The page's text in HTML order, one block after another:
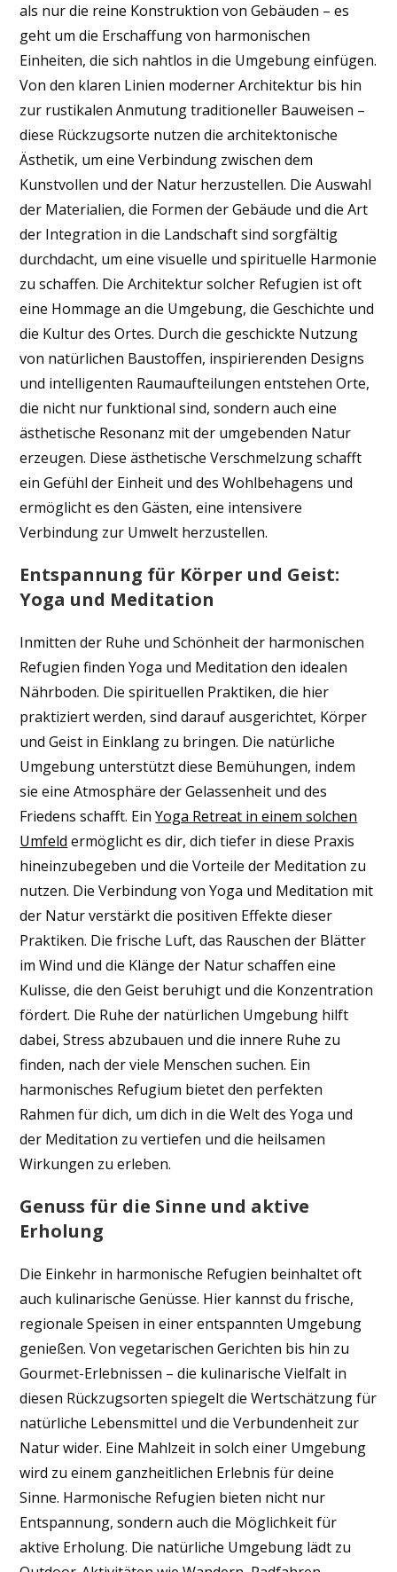
als nur die reine Konstruktion von Gebäuden – es
geht um die Erschaffung von harmonischen
Einheiten, die sich nahtlos in die Umgebung einfügen.
Von den klaren Linien moderner Architektur bis hin
zur rustikalen Anmutung traditioneller Bauweisen –
diese Rückzugsorte nutzen die architektonische
Ästhetik, um eine Verbindung zwischen dem
Kunstvollen und der Natur herzustellen. Die Auswahl
der Materialien, die Formen der Gebäude und die Art
der Integration in die Landschaft sind sorgfältig
durchdacht, um eine visuelle und spirituelle Harmonie
zu schaffen. Die Architektur solcher Refugien ist oft
eine Hommage an die Umgebung, die Geschichte und
die Kultur des Ortes. Durch die geschickte Nutzung
von natürlichen Baustoffen, inspirierenden Designs
und intelligenten Raumaufteilungen entstehen Orte,
die nicht nur funktional sind, sondern auch eine
ästhetische Resonanz mit der umgebenden Natur
erzeugen. Diese ästhetische Verschmelzung schafft
ein Gefühl der Einheit und des Wohlbehagens und
ermöglicht es den Gästen, eine intensivere
Verbindung zur Umwelt herzustellen.
Entspannung für Körper und Geist:
Yoga und Meditation
Inmitten der Ruhe und Schönheit der harmonischen
Refugien finden Yoga und Meditation den idealen
Nährboden. Die spirituellen Praktiken, die hier
praktiziert werden, sind darauf ausgerichtet, Körper
und Geist in Einklang zu bringen. Die natürliche
Umgebung unterstützt diese Bemühungen, indem
sie eine Atmosphäre der Gelassenheit und des
Friedens schafft. EinYoga Retreat in einem solchen
Umfeld ermöglicht es dir, dich tiefer in diese Praxis
hineinzubegeben und die Vorteile der Meditation zu
nutzen. Die Verbindung von Yoga und Meditation mit
der Natur verstärkt die positiven Effekte dieser
Praktiken. Die frische Luft, das Rauschen der Blätter
im Wind und die Klänge der Natur schaffen eine
Kulisse, die den Geist beruhigt und die Konzentration
fördert. Die Ruhe der natürlichen Umgebung hilft
dabei, Stress abzubauen und die innere Ruhe zu
finden, nach der viele Menschen suchen. Ein
harmonisches Refugium bietet den perfekten
Rahmen für dich, um dich in die Welt des Yoga und
der Meditation zu vertiefen und die heilsamen
Wirkungen zu erleben.
Genuss für die Sinne und aktive
Erholung
Die Einkehr in harmonische Refugien beinhaltet oft
auch kulinarische Genüsse. Hier kannst du frische,
regionale Speisen in einer entspannten Umgebung
genießen. Von vegetarischen Gerichten bis hin zu
Gourmet-Erlebnissen – die kulinarische Vielfalt in
diesen Rückzugsorten spiegelt die Wertschätzung für
natürliche Lebensmittel und die Verbundenheit zur
Natur wider. Eine Mahlzeit in solch einer Umgebung
wird zu einem ganzheitlichen Erlebnis für deine
Sinne. Harmonische Refugien bieten nicht nur
Entspannung, sondern auch die Möglichkeit für
aktive Erholung. Die natürliche Umgebung lädt zu